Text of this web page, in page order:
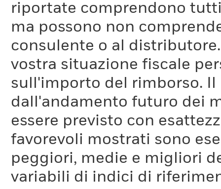
riportate comprendono
ma possono non
consulente o al
vostra situazione fiscale
sull'importo del rimborso.
dall'andamento futuro dei
essere previsto con
favorevoli mostrati sono
peggiori, medie e migliori
variabili di indici di